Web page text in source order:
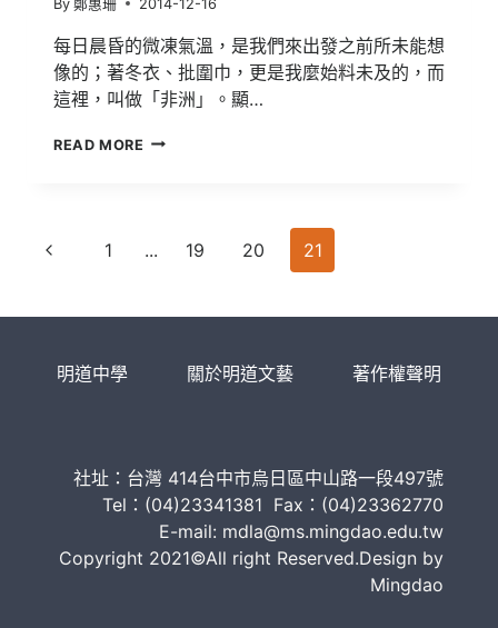
地
By 鄭惠珊 2014-12-16
每日晨昏的微凍氣溫，是我們來出發之前所未能想
像的；著冬衣、批圍巾，更是我麼始料未及的，而
這裡，叫做「非洲」。顯…
READ MORE 非
體
驗
Page
Previous
1 ... 19 20 21
明道中學 關於明道文藝 著作權聲明
社址：台灣 414台中市烏日區中山路一段497號
Tel：(04)23341381 Fax：(04)23362770
E-mail: mdla@ms.mingdao.edu.tw
Copyright 2021©All right Reserved.Design by
Mingdao